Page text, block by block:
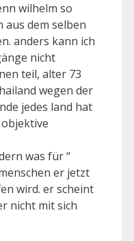
wilhelm so
aus dem selben
anders kann ich
nicht
teil, alter 73
wegen der
jedes land hat
was für “
er jetzt
wird. er scheint
nicht mit sich